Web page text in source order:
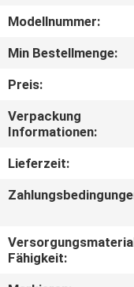
FABRIK-
AUSFLUG
TRETEN
SIE
MIT
IN
Modellnummer:
Min Bestellmenge:
Preis:
Verpackung
Informationen:
Lieferzeit:
Fähigkeit: